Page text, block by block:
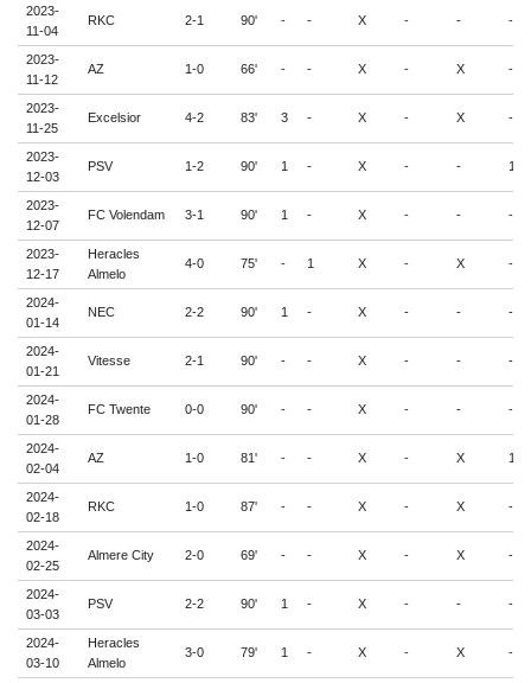
2023-
11-04
RKC 2-1 90' - - X - - -
2023-
11-12
AZ 1-0 66' - - X - X -
2023-
11-25
Excelsior 4-2 83' 3 - X - X -
2023-
12-03
PSV 1-2 90' 1 - X - - 1
2023-
12-07
FC Volendam 3-1 90' 1 - X - - -
2023-
12-17
Heracles
Almelo
4-0 75' - 1 X - X -
2024-
01-14
NEC 2-2 90' 1 - X - - -
2024-
01-21
Vitesse 2-1 90' - - X - - -
2024-
01-28
FC Twente 0-0 90' - - X - - -
2024-
02-04
AZ 1-0 81' - - X - X 1
2024-
02-18
RKC 1-0 87' - - X - X -
2024-
02-25
Almere City 2-0 69' - - X - X -
2024-
03-03
PSV 2-2 90' 1 - X - - -
2024-
03-10
Heracles
Almelo
3-0 79' 1 - X - X -